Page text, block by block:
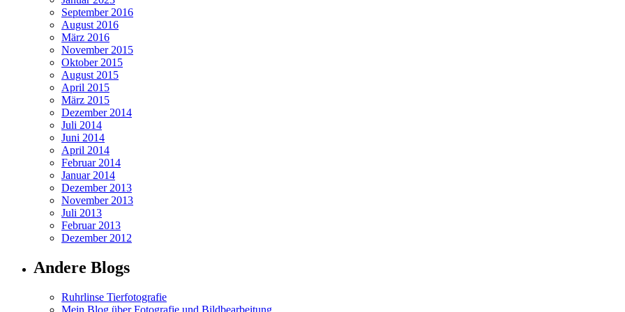
September 2016
August 2016
März 2016
November 2015
Oktober 2015
August 2015
April 2015
März 2015
Dezember 2014
Juli 2014
Juni 2014
April 2014
Februar 2014
Januar 2014
Dezember 2013
November 2013
Juli 2013
Februar 2013
Dezember 2012
Andere Blogs
Ruhrlinse Tierfotografie